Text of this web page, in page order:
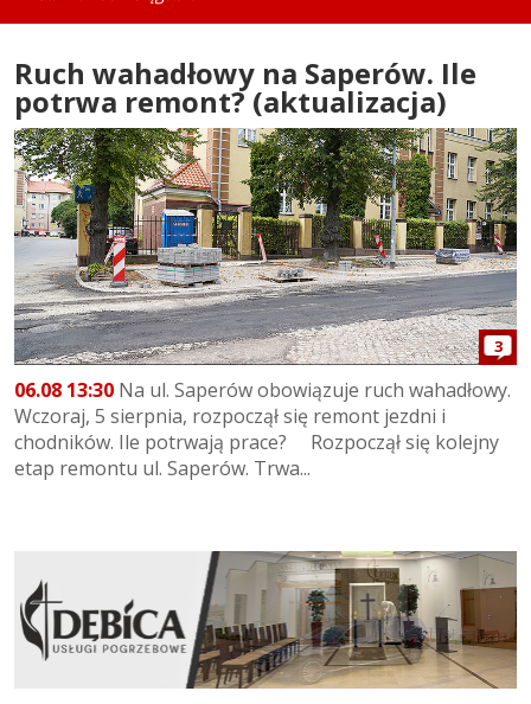
Ruch wahadłowy na Saperów. Ile
potrwa remont? (aktualizacja)
3
06.08 13:30 Na ul. Saperów obowiązuje ruch wahadłowy.
Wczoraj, 5 sierpnia, rozpoczął się remont jezdni i
chodników. Ile potrwają prace? Rozpoczął się kolejny
etap remontu ul. Saperów. Trwa...